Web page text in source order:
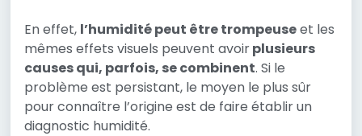
En effet, l’humidité peut être trompeuseet les
mêmes effets visuels peuvent avoirplusieurs
causes qui, parfois, se combinent. Si le
problème est persistant, le moyen le plus sûr
pour connaître l’origine est de faire établir un
diagnostic humidité.